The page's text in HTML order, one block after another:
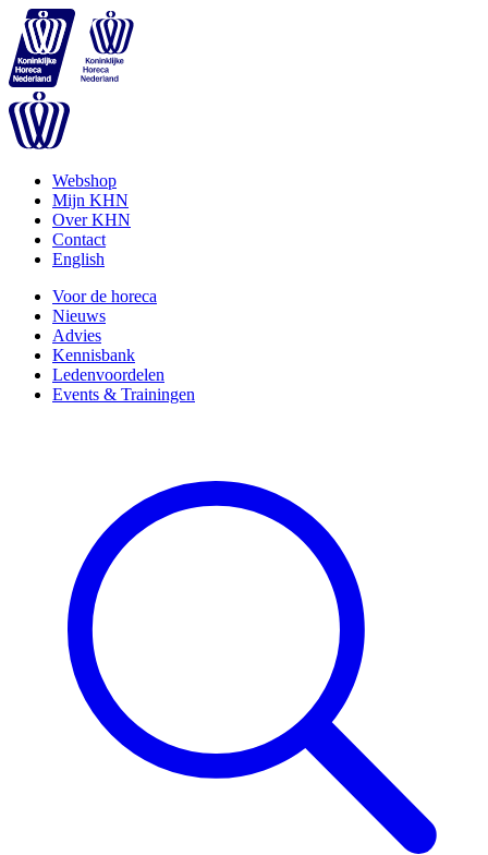
Webshop
Mijn KHN
Over KHN
Contact
English
Voor de horeca
Nieuws
Advies
Kennisbank
Ledenvoordelen
Events & Trainingen